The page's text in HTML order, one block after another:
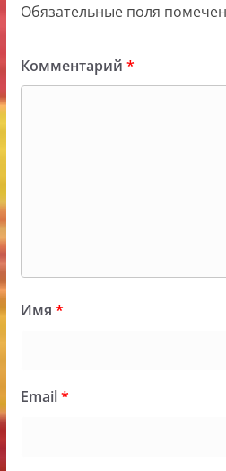
Обязательные поля
Комментарий *
Имя *
Email*